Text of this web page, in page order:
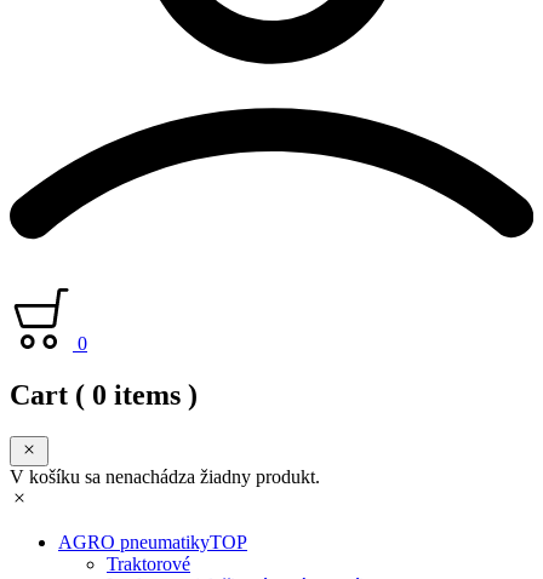
0
Cart ( 0 items )
V košíku sa nenachádza žiadny produkt.
AGRO pneumatikyTOP
Traktorové